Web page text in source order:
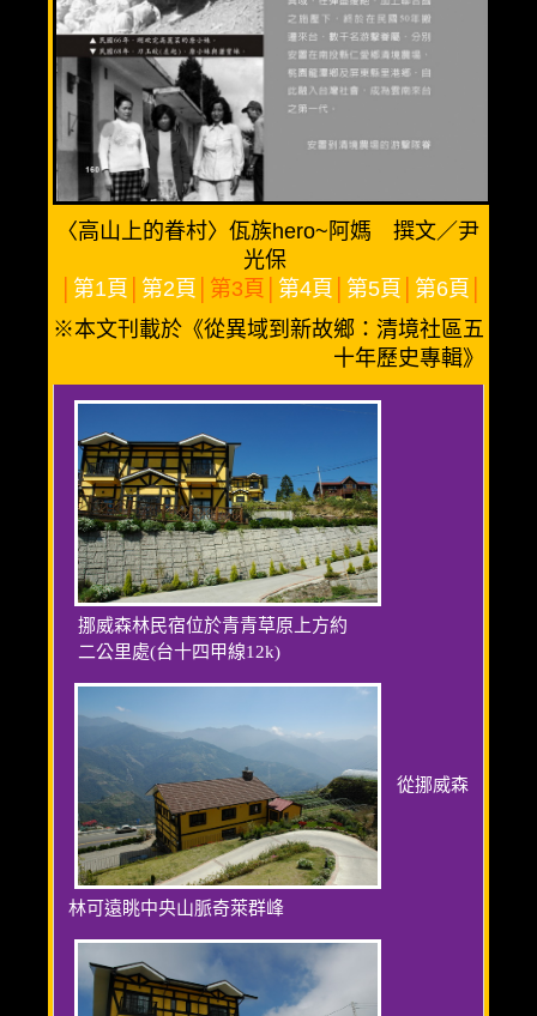
清境旅遊導覽圖
交通資訊
相關連結
〈高山上的眷村〉佤族hero~阿媽 撰文／尹
光保
第1頁 第2頁 │第3頁│ 第4頁 第5頁 第6頁
※本文刊載於《從異域到新故鄉：清境社區五
十年歷史專輯》
挪威森林民宿位於青青草原上方約
二公里處(台十四甲線12k)
從挪威森
林可遠眺中央山脈奇萊群峰